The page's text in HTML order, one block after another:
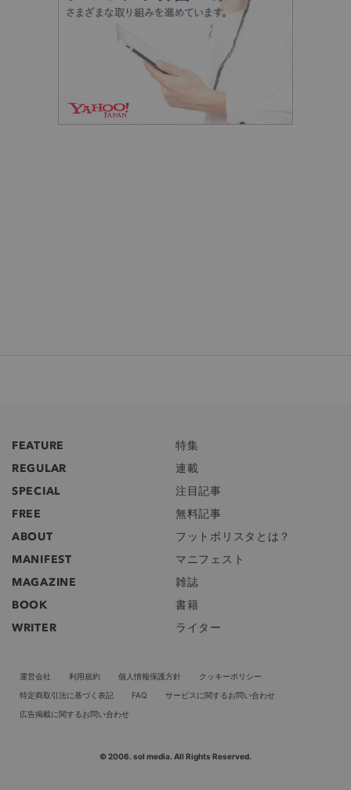
FEATURE
特集
REGULAR
連載
SPECIAL
注目記事
FREE
無料記事
ABOUT
フットボリスタとは？
MANIFEST
マニフェスト
MAGAZINE
雑誌
BOOK
書籍
WRITER
ライター
運営会社 利用規約 個人情報保護方針
クッキーポリシー
特定商取引法に基づく表記
FAQ
サービスに関するお問い合わせ
広告掲載に関するお問い合わせ
© 2006. sol media. All Rights Reserved.